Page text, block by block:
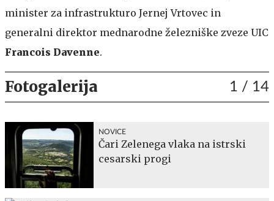
minister za infrastrukturo Jernej Vrtovec in
generalni direktor mednarodne železniške zveze UIC
Francois Davenne.
Fotogalerija 1 / 14
NOVICE
Čari Zelenega vlaka na istrski
cesarski progi